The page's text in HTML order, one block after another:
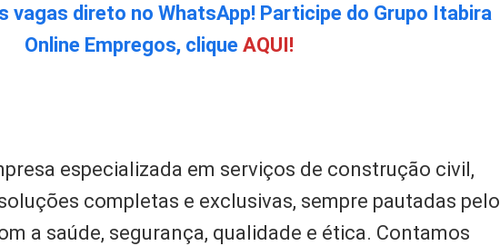
vagas direto no WhatsApp! Participe do Grupo Itabira
Online Empregos, clique AQUI!
especializada em serviços de construção civil,
completas e exclusivas, sempre pautadas pelo
a saúde, segurança, qualidade e ética. Contamos